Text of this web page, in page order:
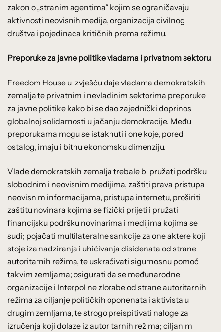
zakon o „stranim agentima“ kojim se ograničavaju
aktivnosti neovisnih medija, organizacija civilnog
društva i pojedinaca kritičnih prema režimu.
Preporuke za javne politike vladama i privatnom sektoru
Freedom House u izvješću daje vladama demokratskih
zemalja te privatnim i nevladinim sektorima preporuke
za javne politike kako bi se dao zajednički doprinos
globalnoj solidarnosti u jačanju demokracije. Među
preporukama mogu se istaknuti i one koje, pored
ostalog, imaju i bitnu ekonomsku dimenziju.
Vlade demokratskih zemalja trebale bi pružati podršku
slobodnim i neovisnim medijima, zaštiti prava pristupa
neovisnim informacijama, pristupa internetu, proširiti
zaštitu novinara kojima se fizički prijeti i pružati
financijsku podršku novinarima i medijima kojima se
sudi; pojačati multilateralne sankcije za one aktere koji
stoje iza nadziranja i uhićivanja disidenata od strane
autoritarnih režima, te uskraćivati sigurnosnu pomoć
takvim zemljama; osigurati da se međunarodne
organizacije i Interpol ne zlorabe od strane autoritarnih
režima za ciljanje političkih oponenata i aktivista u
drugim zemljama, te strogo preispitivati naloge za
izručenja koji dolaze iz autoritarnih režima; ciljanim